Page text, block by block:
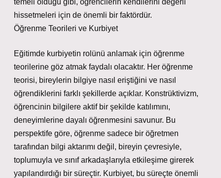
temeli olduğu gibi, öğrencilerin kendilerini değerli
hissetmeleri için de önemli bir faktördür.
Öğrenme Teorileri ve Kurbiyet
Eğitimde kurbiyetin rolünü anlamak için öğrenme
teorilerine göz atmak faydalı olacaktır. Her öğrenme
teorisi, bireylerin bilgiye nasıl eriştiğini ve nasıl
öğrendiklerini farklı şekillerde açıklar. Konstrüktivizm,
öğrencinin bilgilere aktif bir şekilde katılımını,
deneyimlerine dayalı öğrenmesini savunur. Bu
perspektife göre, öğrenme sadece bir öğretmen
tarafından bilgi aktarımı değil, bireyin çevresiyle,
toplumuyla ve sınıf arkadaşlarıyla etkileşime girerek
yapılandırdığı bir süreçtir. Kurbiyet, bu süreçte önemli